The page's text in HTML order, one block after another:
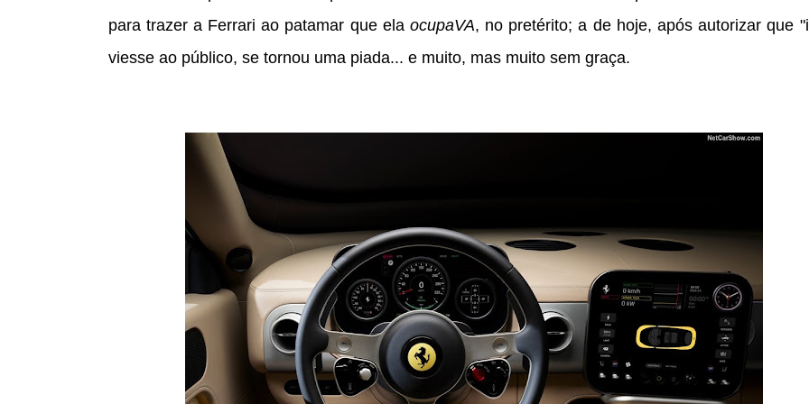
para trazer a Ferrari ao patamar que ela ocupaVA, no pretérito; a de hoje, após autorizar que
viesse ao público, se tornou uma piada... e muito, mas muito sem graça.